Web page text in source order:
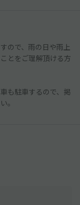
ので、雨の日や雨上
とをご理解頂ける方
も駐車するので、掲
。